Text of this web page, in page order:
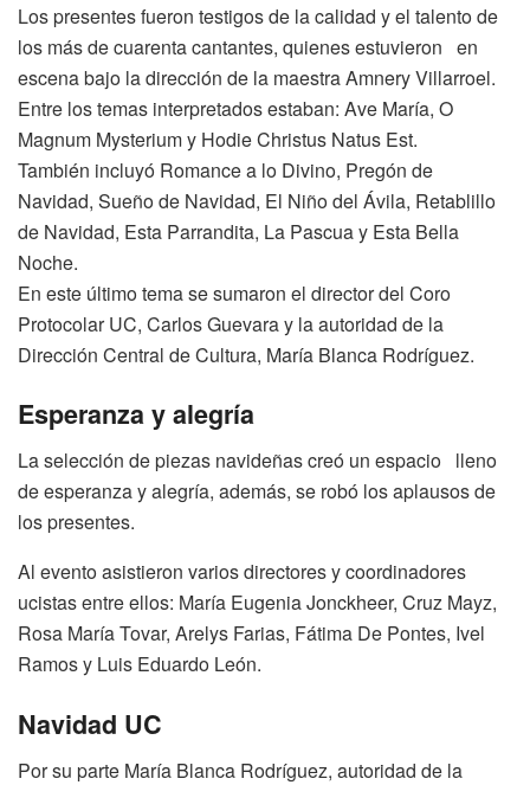
Los presentes fueron testigos de la calidad y el talento de
los más de cuarenta cantantes, quienes estuvieron en
escena bajo la dirección de la maestra Amnery Villarroel.
Entre los temas interpretados estaban: Ave María, O
Magnum Mysterium y Hodie Christus Natus Est.
También incluyó Romance a lo Divino, Pregón de
Navidad, Sueño de Navidad, El Niño del Ávila, Retablillo
de Navidad, Esta Parrandita, La Pascua y Esta Bella
Noche.
En este último tema se sumaron el director del Coro
Protocolar UC, Carlos Guevara y la autoridad de la
Dirección Central de Cultura, María Blanca Rodríguez.
Esperanza y alegría
La selección de piezas navideñas creó un espacio lleno
de esperanza y alegría, además, se robó los aplausos de
los presentes.
Al evento asistieron varios directores y coordinadores
ucistas entre ellos: María Eugenia Jonckheer, Cruz Mayz,
Rosa María Tovar, Arelys Farias, Fátima De Pontes, Ivel
Ramos y Luis Eduardo León.
Navidad UC
Por su parte María Blanca Rodríguez, autoridad de la